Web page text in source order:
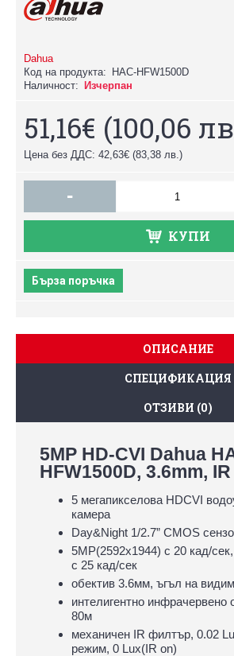
Dahua
Код на продукта:
HAC-HFW1500D
Наличност:
Изчерпан
51,16€ (100,06
Цена без ДДС: 42,63€ (83,38 лв.)
-
КУПИ
Бърза поръчка
ОПИСАНИЕ
СПЕЦИФИКАЦИЯ
ОТЗИВИ (0)
5MP HD-CVI Dahua
HFW1500D, 3.6mm,
5 мегапикселова HDCVI
камера
Day&Night 1/2.7” CMOS
5MP(2592x1944) с 20 кад/
с 25 кад/сек
обектив 3.6мм, ъгъл на
интелигентно инфрачервено
80м
механичен IR филтър, 0.02
режим, 0 Lux(IR on)